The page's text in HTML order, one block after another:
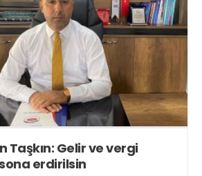
Taşkın: Gelir ve vergi
erdirilsin